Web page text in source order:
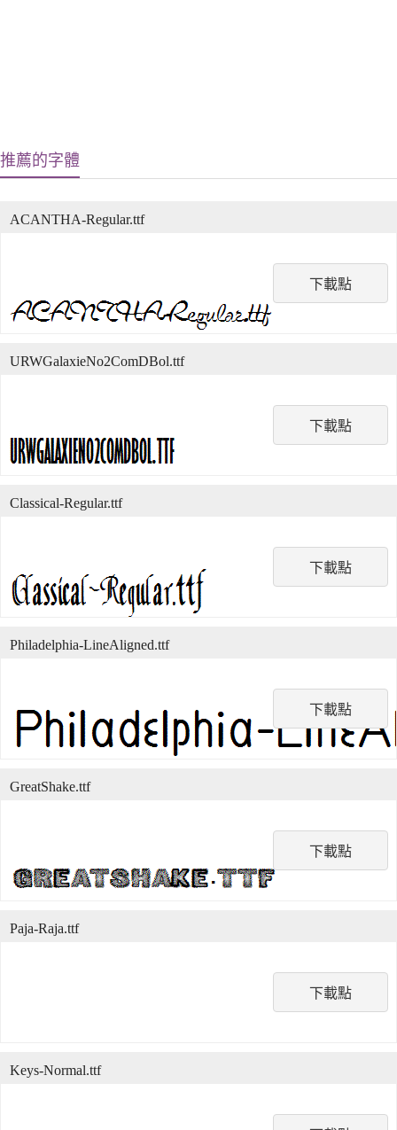
推薦的字體
下載點
ACANTHA-Regular.ttf
下載點
URWGalaxieNo2ComDBol.ttf
下載點
Classical-Regular.ttf
下載點
Philadelphia-LineAligned.ttf
下載點
GreatShake.ttf
下載點
Paja-Raja.ttf
Keys-Normal.ttf